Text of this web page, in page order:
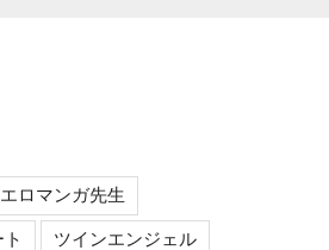
エロマンガ先生
ツインエンジェル